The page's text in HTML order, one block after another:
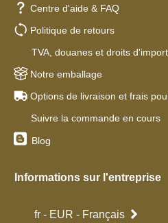
Centre d'aide & FAQ
Politique de retours
TVA, douanes et droits
Notre emballage
Options de livraison et frais
Suivre la commande en cours
Blog
Informations sur l'entreprise
fr - EUR - Français